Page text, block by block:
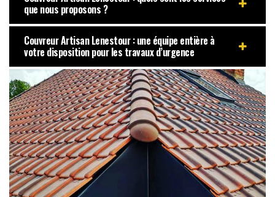
que nous proposons ?
Couvreur Artisan Lenestour : une équipe entière à
votre disposition pour les travaux d’urgence